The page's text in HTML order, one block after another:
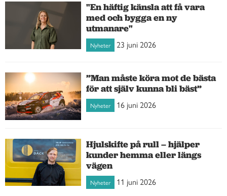
"En häftig känsla att få vara
med och bygga en ny
utmanare"
Nyheter 23 juni 2026
”Man måste köra mot de bästa
för att själv kunna bli bäst”
Nyheter 16 juni 2026
Hjulskifte på rull – hjälper
kunder hemma eller längs
vägen
Nyheter 11 juni 2026